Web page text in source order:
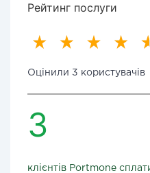
Рейтинг послуги
Оцінили 3 користувачів
3
клієнтів Portmone